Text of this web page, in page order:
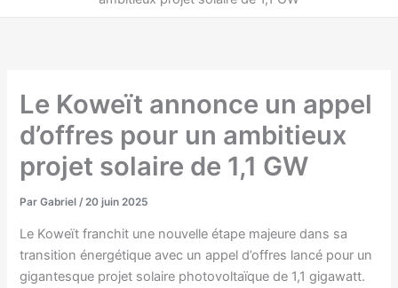
Le Koweït annonce un appel
d’offres pour un ambitieux
projet solaire de 1,1 GW
ParGabriel/20 juin 2025
Le Koweït franchit une nouvelle étape majeure dans sa
transition énergétique avec un appel d’offres lancé pour un
gigantesque projet solaire photovoltaïque de 1,1 gigawatt.